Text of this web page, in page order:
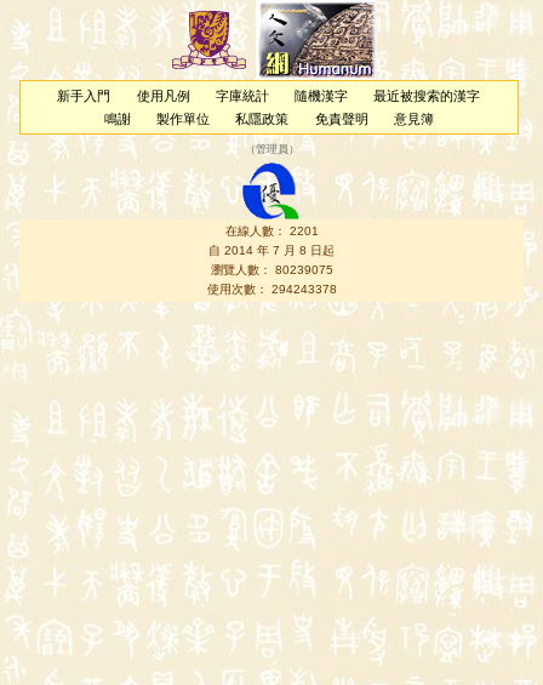
新手入門 使用凡例 字庫統計 隨機漢字
最近被搜索的漢字
鳴謝
製作單位 私隱政策 免責聲明 意見簿
（管理員 ）
在線人數： 2201
自 2014 年 7 月 8 日起
瀏覽人數： 80239075
使用次數： 294243378